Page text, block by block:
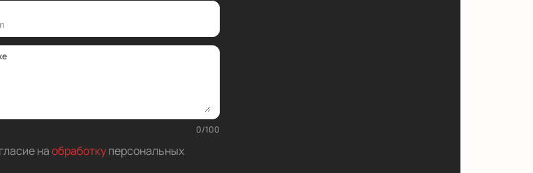
0/100
наобработкуперсональных